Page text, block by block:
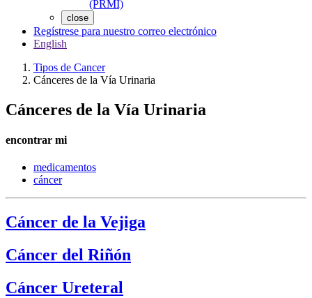
(PRMI)
close
Regístrese para nuestro correo electrónico
English
Tipos de Cancer
Cánceres de la Vía Urinaria
Cánceres de la Vía Urinaria
encontrar mi
medicamentos
cáncer
Cáncer de la Vejiga
Cáncer del Riñón
Cáncer Ureteral